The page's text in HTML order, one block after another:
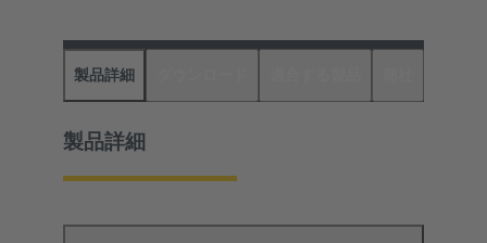
製品詳細
製品詳細